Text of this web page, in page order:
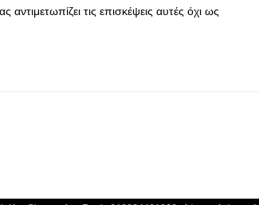
τις επισκέψεις αυτές όχι ως